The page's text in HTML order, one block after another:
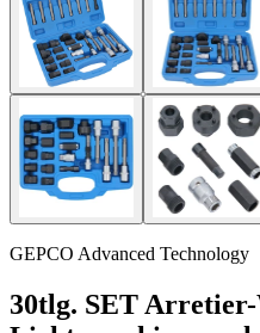
GEPCO Advanced Technology
30tlg. SET